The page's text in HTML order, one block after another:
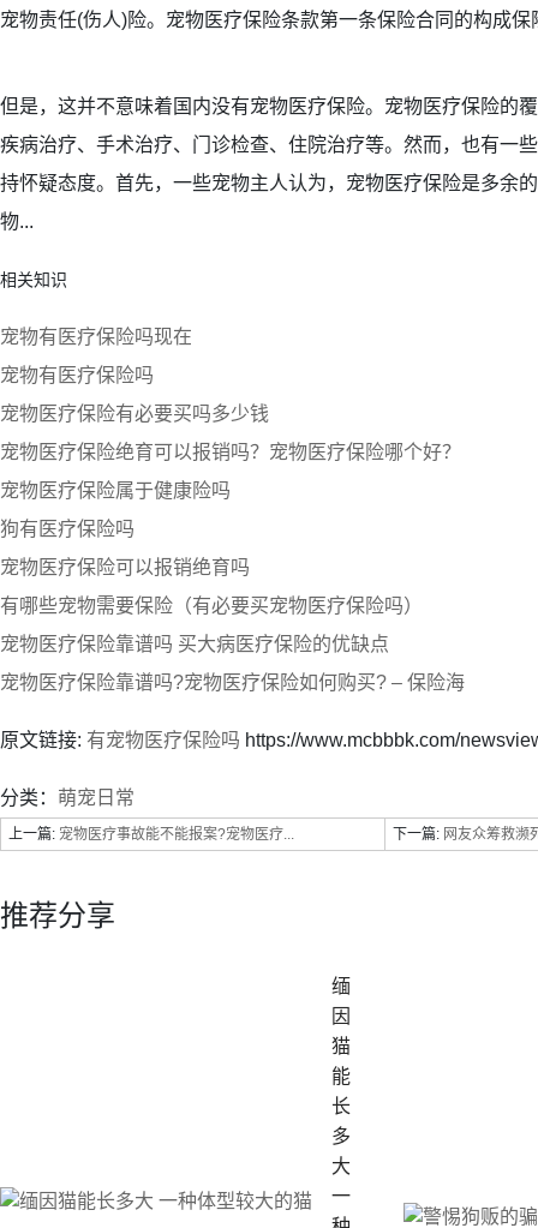
宠物责任(伤人)险。宠物医疗保险条款第一条保险合同的构成
但是，这并不意味着国内没有宠物医疗保险。宠物医疗保险的
疾病治疗、手术治疗、门诊检查、住院治疗等。然而，也有一
持怀疑态度。首先，一些宠物主人认为，宠物医疗保险是多余
物...
相关知识
宠物有医疗保险吗现在
宠物有医疗保险吗
宠物医疗保险有必要买吗多少钱
宠物医疗保险绝育可以报销吗？宠物医疗保险哪个好？
宠物医疗保险属于健康险吗
狗有医疗保险吗
宠物医疗保险可以报销绝育吗
有哪些宠物需要保险（有必要买宠物医疗保险吗）
宠物医疗保险靠谱吗 买大病医疗保险的优缺点
宠物医疗保险靠谱吗?宠物医疗保险如何购买? – 保险海
原文链接: 有宠物医疗保险吗 https://www.mcbbbk.com/
分类： 萌宠日常
上一篇: 宠物医疗事故能不能报案?宠物医疗... 下一篇: 网友众筹救濒
推荐分享
缅
因
猫
能
长
多
大
一